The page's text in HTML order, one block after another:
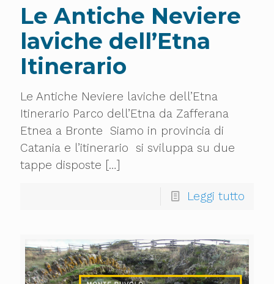
Le Antiche Neviere
laviche dell’Etna
Itinerario
Le Antiche Neviere laviche dell’Etna
Itinerario Parco dell’Etna da Zafferana
Etnea a Bronte Siamo in provincia di
Catania e l’itinerario si sviluppa su due
tappe disposte […]
Leggi tutto